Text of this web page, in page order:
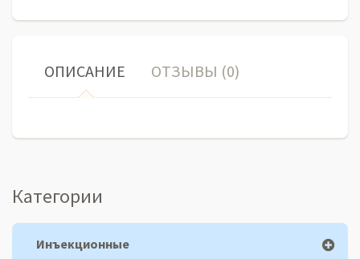
ОПИСАНИЕ ОТЗЫВЫ (0)
Категории
Инъекционные